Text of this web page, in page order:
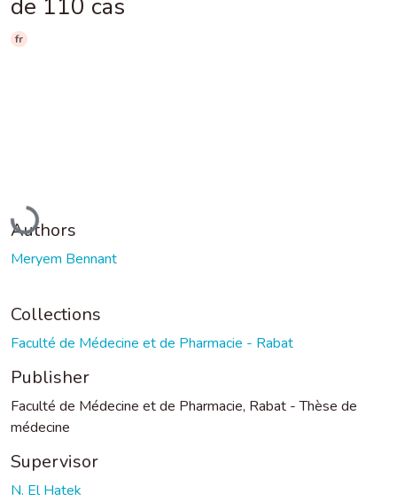
de 110 cas
fr
Loading...
Authors
Meryem Bennant
Collections
Faculté de Médecine et de Pharmacie - Rabat
Publisher
Faculté de Médecine et de Pharmacie, Rabat - Thèse de
médecine
Supervisor
N. El Hatek